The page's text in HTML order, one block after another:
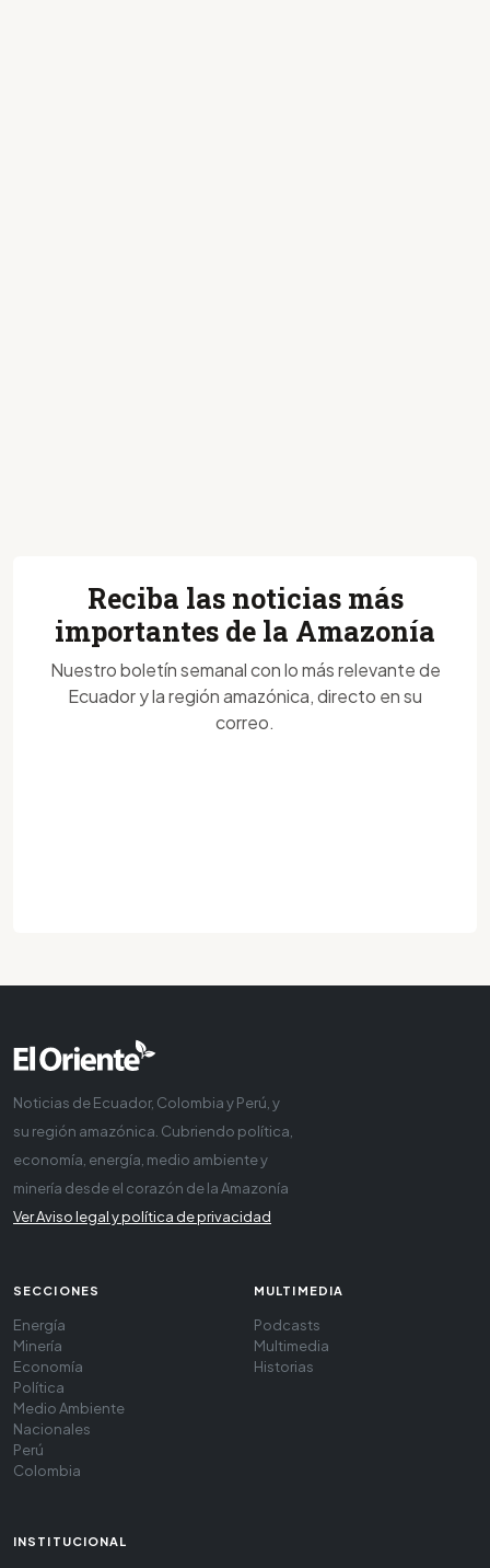
Reciba las noticias más
importantes de la Amazonía
Nuestro boletín semanal con lo más relevante de
Ecuador y la región amazónica, directo en su
correo.
Noticias de Ecuador, Colombia y Perú, y
su región amazónica. Cubriendo política,
economía, energía, medio ambiente y
minería desde el corazón de la Amazonía
Ver Aviso legal y política de privacidad
SECCIONES
Energía
Minería
Economía
Política
Medio Ambiente
Nacionales
Perú
Colombia
MULTIMEDIA
Podcasts
Multimedia
Historias
INSTITUCIONAL